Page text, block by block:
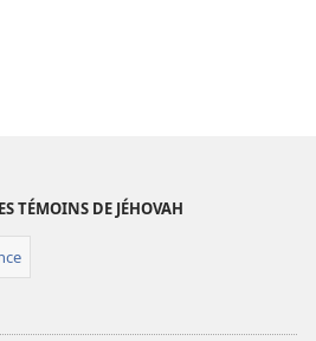
TÉMOINS DE JÉHOVAH